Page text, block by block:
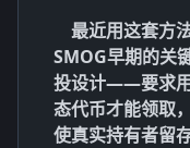
最近用这套方
SMOG早期的关
投设计——要求用
态代币才能领取
使真实持有者留